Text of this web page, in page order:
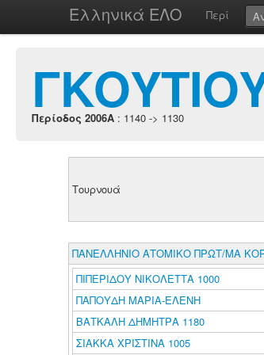
Ελληνικά ΕΛΟ Περί
Περίοδος 2006A : 1140 -> 1130
Τουρνουά
ΠΑΝΕΛΛΗΝΙΟ ΑΤΟΜΙΚΟ ΠΡΩΤ/ΜΑ
ΠΙΠΕΡΙΔΟΥ ΝΙΚΟΛΕΤΤΑ 1000
ΠΑΠΟΥΔΗ ΜΑΡΙΑ-ΕΛΕΝΗ
ΒΑΤΚΑΛΗ ΔΗΜΗΤΡΑ 1180
ΣΙΑΚΚΑ ΧΡΙΣΤΙΝΑ 1005